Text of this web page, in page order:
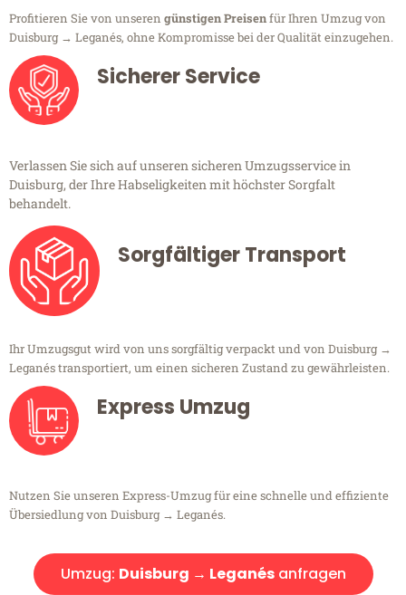
Profitieren Sie von unseren günstigen Preisenfür Ihren Umzug von
Duisburg → Leganés, ohne Kompromisse bei der Qualität einzugehen.
Sicherer Service
Verlassen Sie sich auf unseren sicheren Umzugsservice in
Duisburg, der Ihre Habseligkeiten mit höchster Sorgfalt
behandelt.
Sorgfältiger Transport
Ihr Umzugsgut wird von uns sorgfältig verpackt und von Duisburg →
Leganés transportiert, um einen sicheren Zustand zu gewährleisten.
Express Umzug
Nutzen Sie unseren Express-Umzug für eine schnelle und effiziente
Übersiedlung von Duisburg → Leganés.
Umzug: Duisburg → Leganésanfragen